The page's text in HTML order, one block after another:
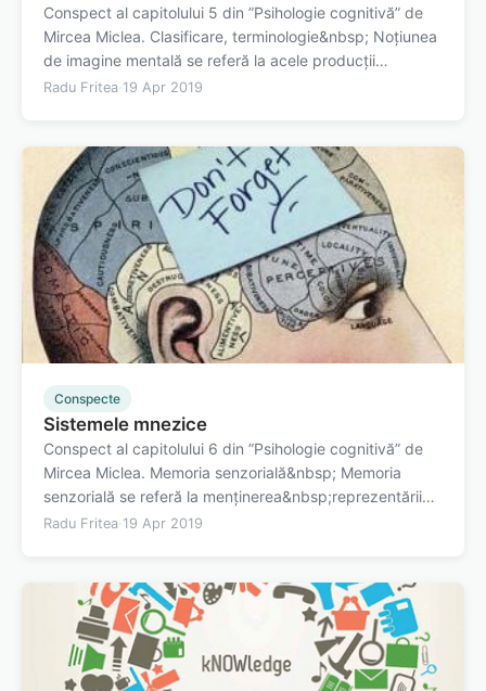
Conspect al capitolului 5 din ”Psihologie cognitivă” de
Mircea Miclea. Clasificare, terminologie&nbsp; Noțiunea
de imagine mentală se referă la acele producții
imagistice cu care operează sistemul cognitiv&nbsp;în
Radu Fritea· 19 Apr 2019
Conspecte
Sistemele mnezice
Conspect al capitolului 6 din ”Psihologie cognitivă” de
Mircea Miclea. Memoria senzorială&nbsp; Memoria
senzorială se referă la menținerea&nbsp;reprezentării
senzoriale a stimulului timp de câteva sutimi de secundă
Radu Fritea· 19 Apr 2019